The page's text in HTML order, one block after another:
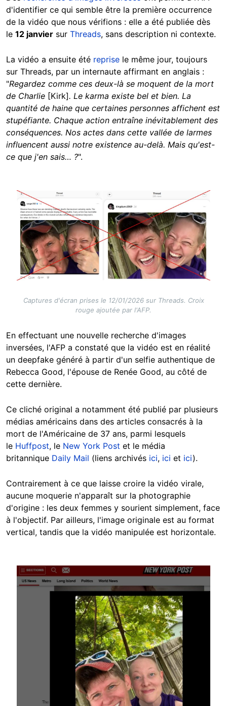
d'identifier ce qui semble être la première occurrence
de la vidéo que nous vérifions : elle a été publiée dès
le 12 janvier sur Threads, sans description ni contexte.
La vidéo a ensuite été reprise le même jour, toujours
sur Threads, par un internaute affirmant en anglais :
"Regardez comme ces deux-là se moquent de la mort
de Charlie [Kirk]. Le karma existe bel et bien. La
quantité de haine que certaines personnes affichent est
stupéfiante. Chaque action entraîne inévitablement des
conséquences. Nos actes dans cette vallée de larmes
influencent aussi notre existence au-delà. Mais qu'est-
ce que j'en sais… ?".
Image
Captures d'écran prises le 12/01/2026 sur Threads. Croix
rouge ajoutée par l'AFP.
En effectuant une nouvelle recherche d'images
inversées, l'AFP a constaté que la vidéo est en réalité
un deepfake généré à partir d'un selfie authentique de
Rebecca Good, l'épouse de Renée Good, au côté de
cette dernière.
Ce cliché original a notamment été publié par plusieurs
médias américains dans des articles consacrés à la
mort de l'Américaine de 37 ans, parmi lesquels
le Huffpost, le New York Post et le média
britannique Daily Mail (liens archivés ici, ici et ici).
Contrairement à ce que laisse croire la vidéo virale,
aucune moquerie n'apparaît sur la photographie
d'origine : les deux femmes y sourient simplement, face
à l'objectif. Par ailleurs, l'image originale est au format
vertical, tandis que la vidéo manipulée est horizontale.
Image